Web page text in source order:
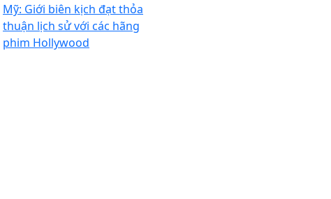
Mỹ: Giới biên kịch đạt thỏa
thuận lịch sử với các hãng
phim Hollywood